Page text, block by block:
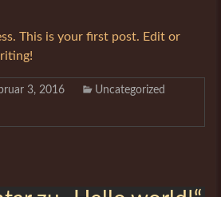
This is your first post. Edit or
3, 2016 Uncategorized